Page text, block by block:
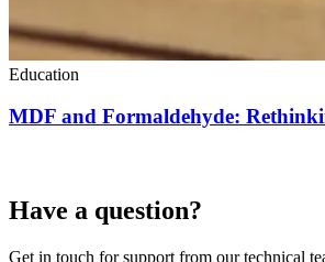
Education
MDF and Formaldehyde:
Have a question?
Get in touch for support from our technical